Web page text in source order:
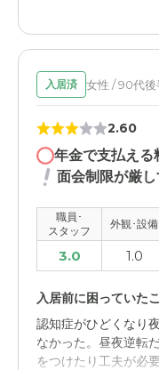
入居済 女性 / 90代後
2.60
年金で支払える
面会制限が厳
職員･
スタッフ
外観･設備
3.0 1.0
入居前に困っていた
認知症がひどくなり
なかった。昼夜逆転
をつけたり工夫が必